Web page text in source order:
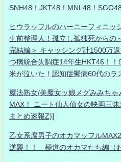
SNH48！JKT48！MNL48！
ヒウラッフルのハーニーフィニッ
生前整理人！孤立し孤独死からの
完結編＞ キャッシング計1500万
つ病統合失調症14年生HKT46！
米が泣いた！認知症鬱病60代のラ
魔法熟女/美魔女ッ娘メグみみち
MAX！ ニート仙人仙女の映画三
まとめ速報Z)]
乙女系腐男子のオカマッフル
逆襲！！ 極道のオカマたち編（